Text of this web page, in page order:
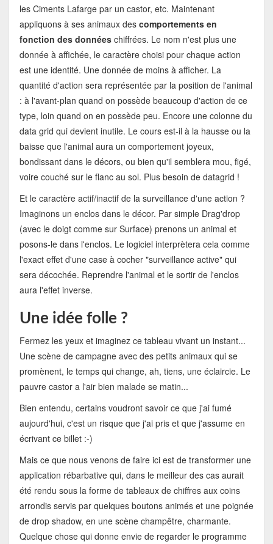
les Ciments Lafarge par un castor, etc. Maintenant
appliquons à ses animaux des comportements en
fonction des donnéeschiffrées. Le nom n'est plus une
donnée à affichée, le caractère choisi pour chaque action
est une identité. Une donnée de moins à afficher. La
quantité d'action sera représentée par la position de l'animal
: à l'avant-plan quand on possède beaucoup d'action de ce
type, loin quand on en possède peu. Encore une colonne du
data grid qui devient inutile. Le cours est-il à la hausse ou la
baisse que l'animal aura un comportement joyeux,
bondissant dans le décors, ou bien qu'il semblera mou, figé,
voire couché sur le flanc au sol. Plus besoin de datagrid !
Et le caractère actif/inactif de la surveillance d'une action ?
Imaginons un enclos dans le décor. Par simple Drag'drop
(avec le doigt comme sur Surface) prenons un animal et
posons-le dans l'enclos. Le logiciel interprètera cela comme
l'exact effet d'une case à cocher "surveillance active" qui
sera décochée. Reprendre l'animal et le sortir de l'enclos
aura l'effet inverse.
Une idée folle ?
Fermez les yeux et imaginez ce tableau vivant un instant...
Une scène de campagne avec des petits animaux qui se
promènent, le temps qui change, ah, tiens, une éclaircie. Le
pauvre castor a l'air bien malade se matin...
Bien entendu, certains voudront savoir ce que j'ai fumé
aujourd'hui, c'est un risque que j'ai pris et que j'assume en
écrivant ce billet :-)
Mais ce que nous venons de faire ici est de transformer une
application rébarbative qui, dans le meilleur des cas aurait
été rendu sous la forme de tableaux de chiffres aux coins
arrondis servis par quelques boutons animés et une poignée
de drop shadow, en une scène champêtre, charmante.
Quelque chose qui donne envie de regarder le programme